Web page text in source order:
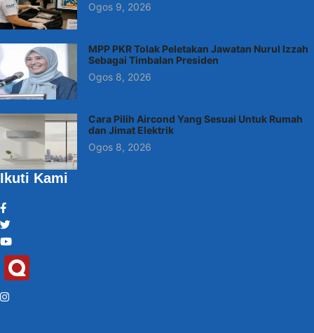
Ogos 9, 2026
MPP PKR Tolak Peletakan Jawatan Nurul Izzah
Sebagai Timbalan Presiden
Ogos 8, 2026
Cara Pilih Aircond Yang Sesuai Untuk Rumah
dan Jimat Elektrik
Ogos 8, 2026
Ikuti Kami